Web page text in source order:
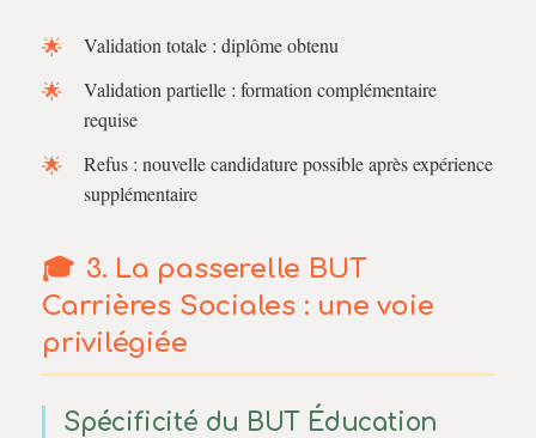
Validation totale : diplôme obtenu
Validation partielle : formation complémentaire
requise
Refus : nouvelle candidature possible après expérience
supplémentaire
3. La passerelle BUT
Carrières Sociales : une voie
privilégiée
Spécificité du BUT Éducation